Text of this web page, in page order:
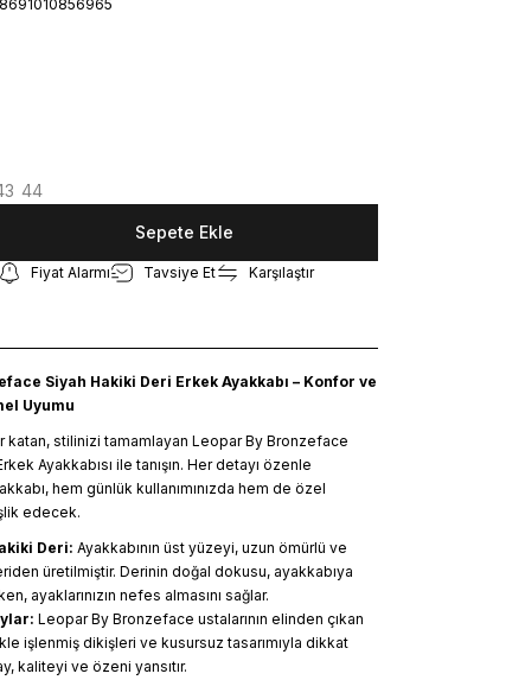
8691010856965
44
Sepete Ekle
Fiyat Alarmı Tavsiye Et Karşılaştır
Siyah Hakiki Deri Erkek Ayakkabı – Konfor ve
Uyumu
katan, stilinizi tamamlayan Leopar By Bronzeface
Ayakkabısı ile tanışın. Her detayı özenle
hem günlük kullanımınızda hem de özel
edecek.
Deri: Ayakkabının üst yüzeyi, uzun ömürlü ve
üretilmiştir. Derinin doğal dokusu, ayakkabıya
ayaklarınızın nefes almasını sağlar.
Leopar By Bronzeface ustalarının elinden çıkan
işlenmiş dikişleri ve kusursuz tasarımıyla dikkat
kaliteyi ve özeni yansıtır.